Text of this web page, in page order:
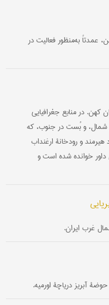
عمدتاً به‌منظور فعالیت در
کهن. در منابع جغرافیایی
شمال، و بُست در جنوب، که
و رودخانۀ ارغنداب
داور خوانده شده است و
غرب ایران.
آبریز دریاچۀ اورمیه.